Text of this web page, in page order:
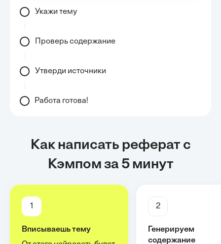
Укажи тему
Проверь содержание
Утверди источники
Работа готова!
Как написать реферат с
Кэмпом за 5 минут
1
Вписываешь тему
2
Генерируем
содержание